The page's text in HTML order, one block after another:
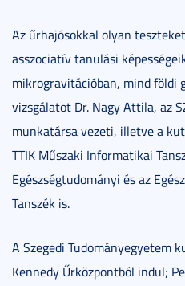
Az űrhajósokkal olyan
asszociatív tanulási
mikrogravitációban, mind földi
vizsgálatot Dr. Nagy Attila, az
munkatársa vezeti, illetve a
TTIK Műszaki Informatikai
Egészségtudományi és az
Tanszék is.
A Szegedi Tudományegyetem
Kennedy Űrközpontból indul;